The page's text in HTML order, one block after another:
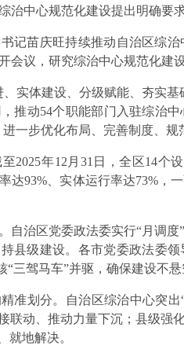
治中心规范化建设提出明确要
记苗庆旺持续推动自治区综
会议，研究综治中心规范化建设
实体建设、分级赋能、夯实
推动54个职能部门入驻综治
一步优化布局、完善制度、规
2025年12月31日，全区14个
达93%、实体运行率达73%，
自治区党委政法委实行“月调
县级建设。各市党委政法委
三驾马车”并驱，确保建设不悬
准划分。自治区综治中心突
联动、推动力量下沉；县级强
就地解决。